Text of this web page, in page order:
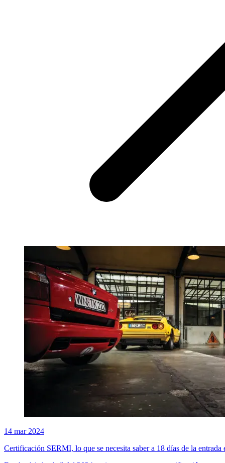
14 mar 2024
Certificación SERMI, lo que se necesita saber a 18 días de la